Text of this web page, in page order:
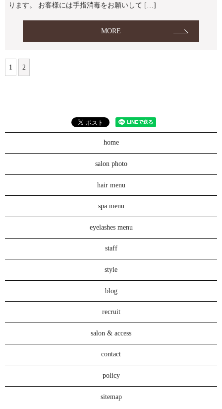
ります。 お客様には手指消毒をお願いして […]
MORE
1 2
home
salon photo
hair menu
spa menu
eyelashes menu
staff
style
blog
recruit
salon & access
contact
policy
sitemap